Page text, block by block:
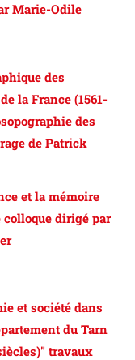
Marie-Odile
des
la France (1561-
des
de Patrick
et la mémoire
dirigé par
et société dans
du Tarn
travaux